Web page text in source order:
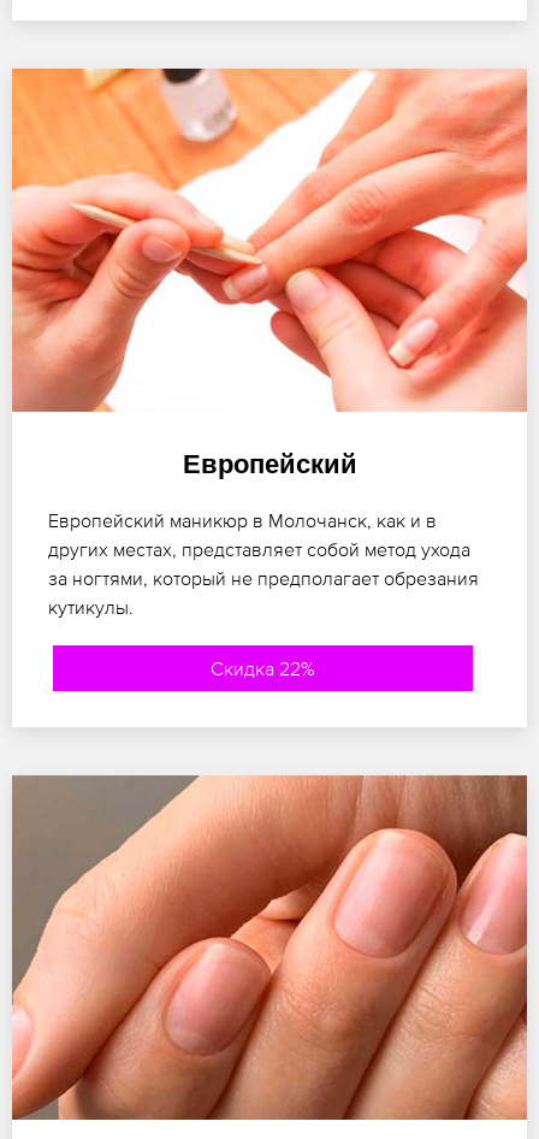
Европейский
Европейский маникюр в Молочанск, как и в
других местах, представляет собой метод ухода
за ногтями, который не предполагает обрезания
кутикулы.
Скидка 22%